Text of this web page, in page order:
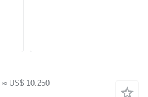
≈ US$ 10.250